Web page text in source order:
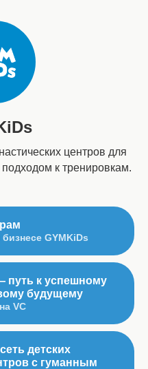
центров для
к тренировкам.
GYMKiDs
путь к успешному
будущему
VC
детских
с гуманным